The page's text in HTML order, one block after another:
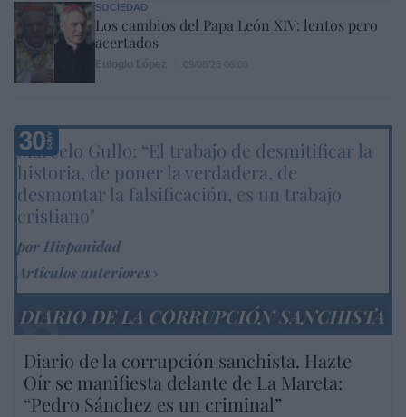
SOCIEDAD
Los cambios del Papa León XIV: lentos pero
acertados
Marcelo Gullo: “El trabajo de desmitificar la
historia, de poner la verdadera, de
desmontar la falsificación, es un trabajo
cristiano"
por Hispanidad
Artículos anteriores
DIARIO DE LA CORRUPCIÓN SANCHISTA
Diario de la corrupción sanchista. Hazte
Oír se manifiesta delante de La Mareta:
“Pedro Sánchez es un criminal”